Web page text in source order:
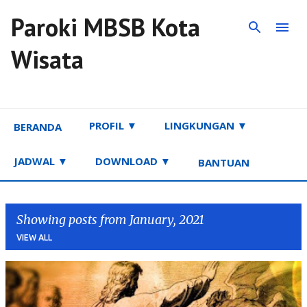
Skip to main content
Paroki MBSB Kota
Wisata
BERANDA PROFIL ▼ LINGKUNGAN ▼
JADWAL ▼ DOWNLOAD ▼ BANTUAN
Showing posts from January, 2021
VIEW ALL
P
o